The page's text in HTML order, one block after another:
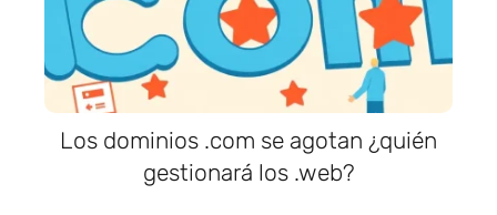
Los dominios .com se agotan ¿quién
gestionará los .web?